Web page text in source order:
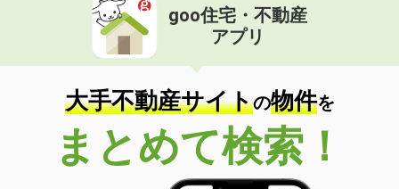
goo住宅・不動産
アプリ
大手不動産サイトの物件を
まとめて検索！